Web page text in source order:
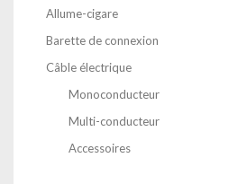
Allume-cigare
Barette de connexion
Câble électrique
Monoconducteur
Multi-conducteur
Accessoires